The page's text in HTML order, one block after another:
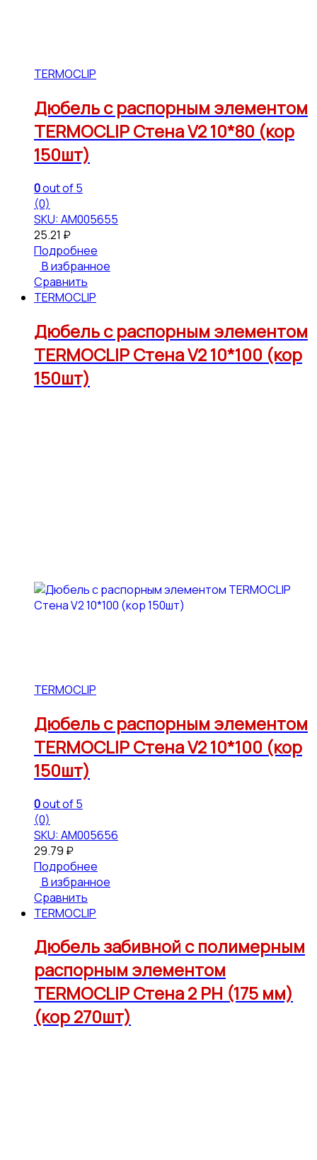
TERMOCLIP
Дюбель с распорным элементом
TERMOCLIP Стена V2 10*80 (кор
150шт)
0out of 5
(0)
SKU: АМ005655
25.21 ₽
Подробнее
В избранное
Сравнить
TERMOCLIP
Дюбель с распорным элементом
TERMOCLIP Стена V2 10*100 (кор
150шт)
TERMOCLIP
Дюбель с распорным элементом
TERMOCLIP Стена V2 10*100 (кор
150шт)
0out of 5
(0)
SKU: АМ005656
29.79 ₽
Подробнее
В избранное
Сравнить
TERMOCLIP
Дюбель забивной с полимерным
распорным элементом
TERMOCLIP Стена 2 РН (175 мм)
(кор 270шт)